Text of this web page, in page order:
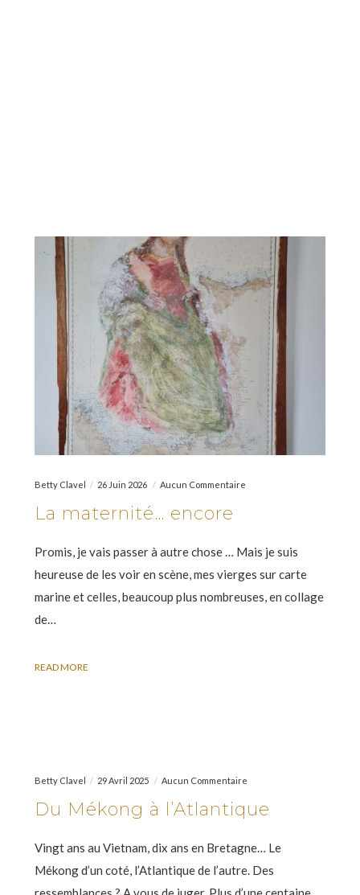
Betty Clavel 26 Juin 2026 Aucun Commentaire
La maternité… encore
Promis, je vais passer à autre chose … Mais je suis
heureuse de les voir en scène, mes vierges sur carte
marine et celles, beaucoup plus nombreuses, en collage
de…
READ MORE
Betty Clavel 29 Avril 2025 Aucun Commentaire
Du Mékong à l’Atlantique
Vingt ans au Vietnam, dix ans en Bretagne… Le
Mékong d’un coté, l’Atlantique de l’autre. Des